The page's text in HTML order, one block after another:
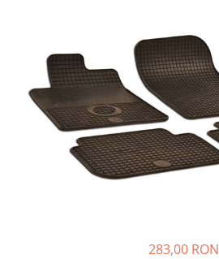
Butoane Reglare Oglinzi
Seturi Butoane
Butoane Blocare/Deblocare
Buton Frana
Buton Clapeta Rezervor
Buton Portbagaj
283,00 RON